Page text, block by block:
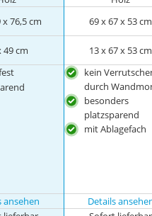
x 76,5 cm
69 x 67 x 53 cm
49 cm 13 x 67 x 53 cm
kein
durch
besonders
platzsparend
mit Ablagefach
ansehen
Details